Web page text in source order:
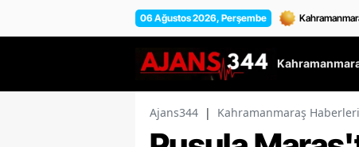
06 Ağustos 2026, Perşembe
Ajans344 | Kahramanmaraş Haberleri